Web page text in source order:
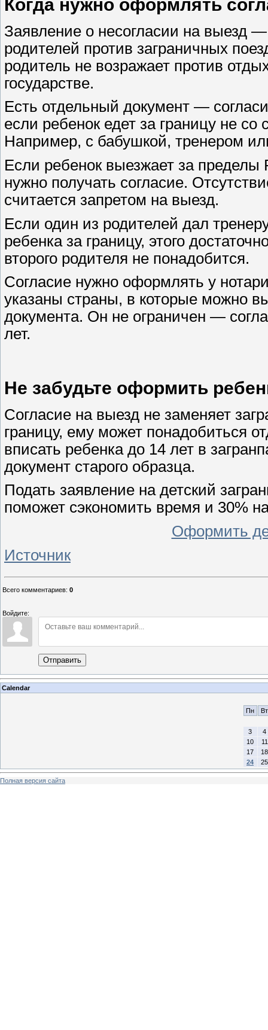
Когда нужно оформлять
Заявление о несогласии на выезд —
родителей против заграничных
родитель не возражает против
государстве.
Есть отдельный документ —
если ребенок едет за границу не
Например, с бабушкой, тренером
Если ребенок выезжает за пределы
нужно получать согласие.
считается запретом на выезд.
Если один из родителей дал
ребенка за границу, этого
второго родителя не понадобится.
Согласие нужно оформлять у
указаны страны, в которые можно
документа. Он не ограничен —
лет.
Не забудьте оформить
Согласие на выезд не заменяет
границу, ему может понадобиться
вписать ребенка до 14 лет в
документ старого образца.
Подать заявление на детский
поможет сэкономить время и 30%
Оформить
Источник
Всего комментариев: 0
Войдите:
Отправить
Calendar
Пн Вт
3
4
10
11
17
18
24
25
Полная версия сайта